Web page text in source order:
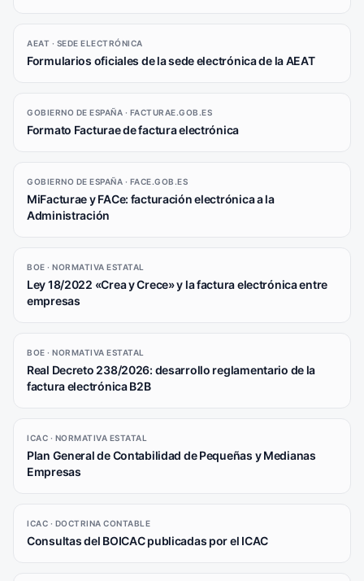
AEAT · SEDE ELECTRÓNICA
Formularios oficiales de la sede electrónica de la AEAT
GOBIERNO DE ESPAÑA · FACTURAE.GOB.ES
Formato Facturae de factura electrónica
GOBIERNO DE ESPAÑA · FACE.GOB.ES
MiFacturae y FACe: facturación electrónica a la
Administración
BOE · NORMATIVA ESTATAL
Ley 18/2022 «Crea y Crece» y la factura electrónica entre
empresas
BOE · NORMATIVA ESTATAL
Real Decreto 238/2026: desarrollo reglamentario de la
factura electrónica B2B
ICAC · NORMATIVA ESTATAL
Plan General de Contabilidad de Pequeñas y Medianas
Empresas
ICAC · DOCTRINA CONTABLE
Consultas del BOICAC publicadas por el ICAC